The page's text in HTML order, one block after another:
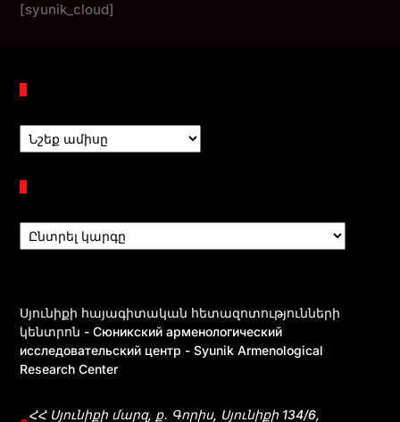
[syunik_cloud]
Սյունիքի հայագիտական հետազոտությունների
կենտրոն - Сюникский арменологический
исследовательский центр - Syunik Armenological
Research Center
ՀՀ Սյունիքի մարզ, ք․ Գորիս, Սյունիքի 134/6,